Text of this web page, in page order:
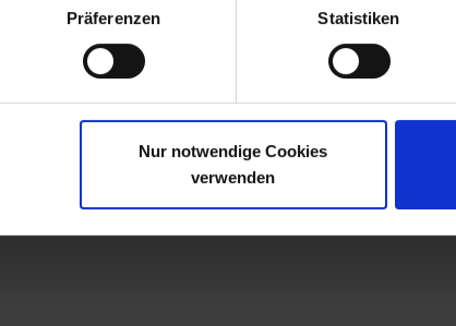
Präferenzen Statistiken
Nur notwendige Cookies
verwenden
Lipidologie